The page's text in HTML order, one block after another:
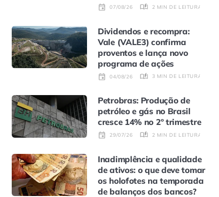
07/08/26 2 MIN DE LEITURA
Dividendos e recompra:
Vale (VALE3) confirma
proventos e lança novo
programa de ações
04/08/26 3 MIN DE LEITURA
Petrobras: Produção de
petróleo e gás no Brasil
cresce 14% no 2º trimestre
29/07/26 2 MIN DE LEITURA
Inadimplência e qualidade
de ativos: o que deve tomar
os holofotes na temporada
de balanços dos bancos?